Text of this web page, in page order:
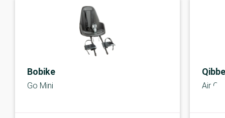
Bobike
Go Mini Air